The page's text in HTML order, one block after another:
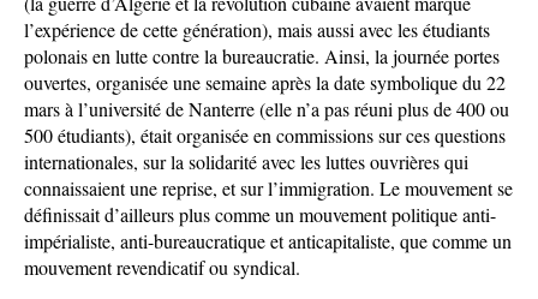
l’expérience de cette génération), mais aussi avec les étudiants
polonais en lutte contre la bureaucratie. Ainsi, la journée portes
ouvertes, organisée une semaine après la date symbolique du 22
mars à l’université de Nanterre (elle n’a pas réuni plus de 400 ou
500 étudiants), était organisée en commissions sur ces questions
internationales, sur la solidarité avec les luttes ouvrières qui
connaissaient une reprise, et sur l’immigration. Le mouvement se
définissait d’ailleurs plus comme un mouvement politique anti-
impérialiste, anti-bureaucratique et anticapitaliste, que comme un
mouvement revendicatif ou syndical.